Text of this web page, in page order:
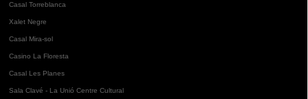
Casal Torreblanca
Xalet Negre
Casal Mira-sol
Casino La Floresta
Casal Les Planes
Sala Clavé - La Unió Centre Cultural